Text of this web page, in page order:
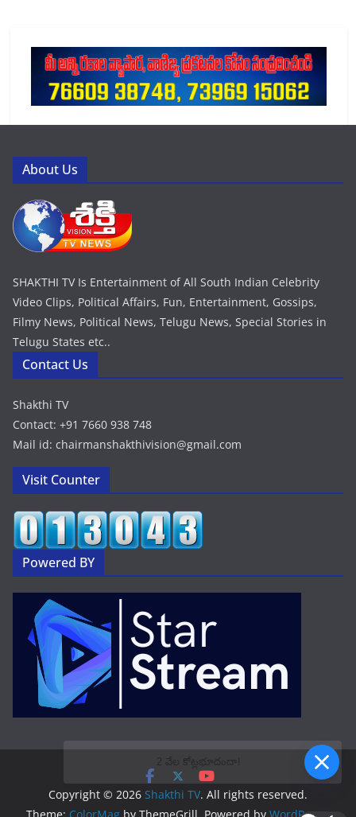
About Us
SHAKTHI TV Is Entertainment of All South Indian Celebrity
Video Clips, Political Affairs, Fun, Entertainment, Gossips,
Filmy News, Political News, Telugu News, Special Stories in
Telugu States etc..
Contact Us
Shakthi TV
Contact: +91 7660 938 748
Mail id: chairmanshakthivision@gmail.com
Visit Counter
Powered BY
Copyright © 2026 Shakthi TV. All rights reserved.
2 వేల కోట్లభూదందా!